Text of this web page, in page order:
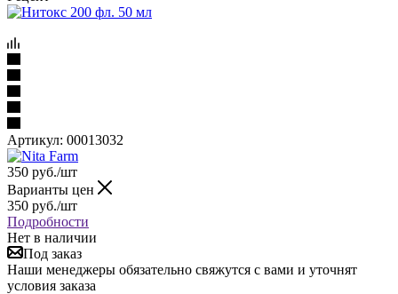
Артикул: 00013032
350 руб./шт
Варианты цен
350 руб./шт
Подробности
Нет в наличии
Под заказ
Наши менеджеры обязательно свяжутся с вами и уточнят
условия заказа